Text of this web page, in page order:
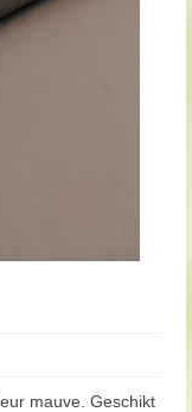
mauve. Geschikt